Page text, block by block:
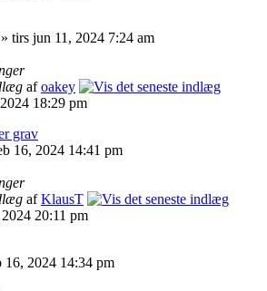
» tirs jun 11, 2024 7:24 am
afoakey
18:29 pm
grav
16, 2024 14:41 pm
afKlausT
20:11 pm
16, 2024 14:34 pm